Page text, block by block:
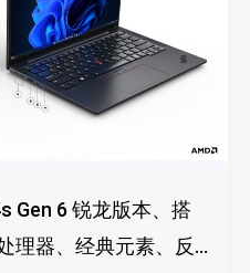
Gen 6 锐龙版本、搭
理器、经典元素、反